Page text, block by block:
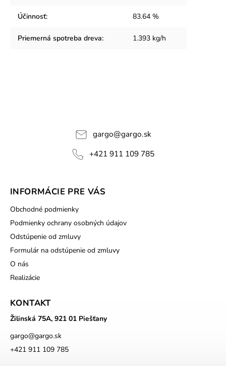
Účinnosť: 83.64 %
Priemerná spotreba dreva: 1.393 kg/h
gargo@gargo.sk
+421 911 109 785
INFORMÁCIE PRE VÁS
Obchodné podmienky
Podmienky ochrany osobných údajov
Odstúpenie od zmluvy
Formulár na odstúpenie od zmluvy
O nás
Realizácie
KONTAKT
Žilinská 75A, 921 01 Piešťany
gargo@gargo.sk
+421 911 109 785